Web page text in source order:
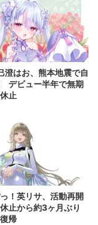
澄はお、熊本地震で自
デビュー半年で無期
止
！英リサ、活動再開
止から約3ヶ月ぶり
帰